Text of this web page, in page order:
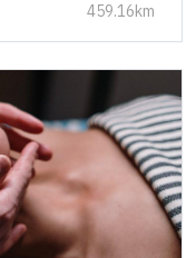
459.16km